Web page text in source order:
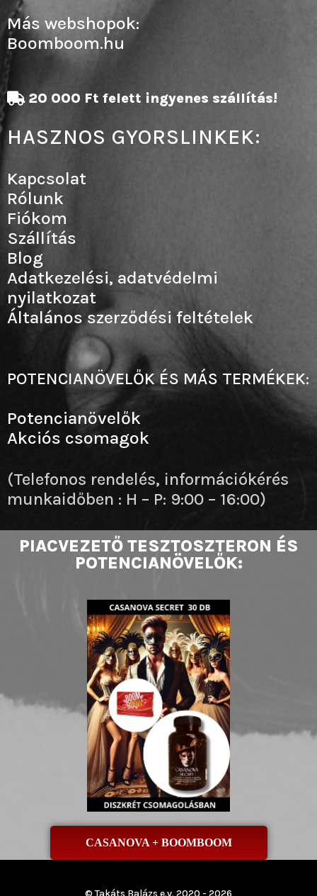
PIACVEZETŐ TESZTOSZTERON ÉS
POTENCIANÖVELŐK:
CASANOVA + BOOMBOOM
20 000 Ft felett ingyenes szállítás!
HASZNOS GYORSLINKEK:
Kapcsolat
Rólunk
Fiókom
Szállítás
Blog
Adatkezelési, adatvédelmi
nyilatkozat
Általános szerződési feltételek
POTENCIANÖVELŐK ÉS MÁS TERMÉKEK:
Potencianövelők
Akciós csomagok
(Telefonos rendelés, információkérés
munkaidőben : H – P: 9:00 – 16:00)
Más webshopok:
Boomboom.hu
© Takáts Balázs e.v. 2020 - 2026